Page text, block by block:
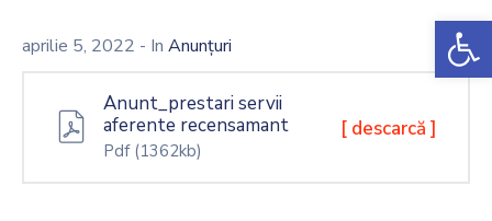
Informații
Public
aprilie 5, 2022 - In Anunțuri
Anunt_prestari servii
aferente recensamant
Pdf (1362kb)
[ descarcă ]